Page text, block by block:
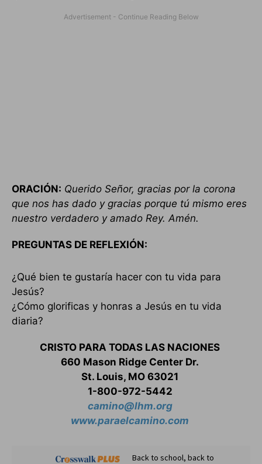
ORACIÓN: Querido Señor, gracias por la corona
que nos has dado y gracias porque tú mismo eres
nuestro verdadero y amado Rey. Amén.
PREGUNTAS DE REFLEXIÓN:
¿Qué bien te gustaría hacer con tu vida para
Jesús?
¿Cómo glorificas y honras a Jesús en tu vida
diaria?
CRISTO PARA TODAS LAS NACIONES
660 Mason Ridge Center Dr.
St. Louis, MO 63021
1-800-972-5442
camino@lhm.org
www.paraelcamino.com